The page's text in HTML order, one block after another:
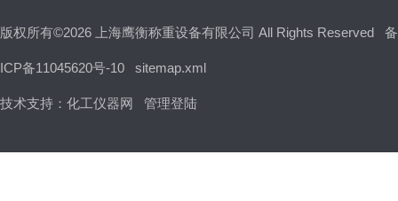
版权所有©2026 上海鹰衡称重设备有限公司 All Rights Reserved
ICP备11045620号-10 sitemap.xml
技术支持： 化工仪器网 管理登陆